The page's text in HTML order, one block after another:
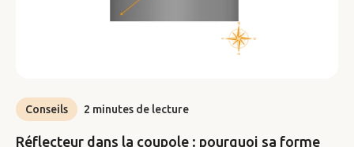
Conseils 2 minutes de lecture
Réflecteur dans la coupole : pourquoi sa forme